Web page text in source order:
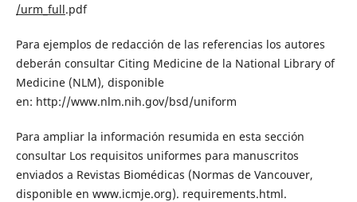
/urm_full.pdf
Para ejemplos de redacción de las referencias los autores
deberán consultar Citing Medicine de la National Library of
Medicine (NLM), disponible
en: http://www.nlm.nih.gov/bsd/uniform
Para ampliar la información resumida en esta sección
consultar Los requisitos uniformes para manuscritos
enviados a Revistas Biomédicas (Normas de Vancouver,
disponible en www.icmje.org). requirements.html.